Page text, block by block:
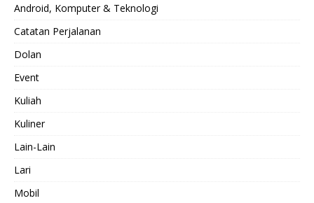
Android, Komputer & Teknologi
Catatan Perjalanan
Dolan
Event
Kuliah
Kuliner
Lain-Lain
Lari
Mobil